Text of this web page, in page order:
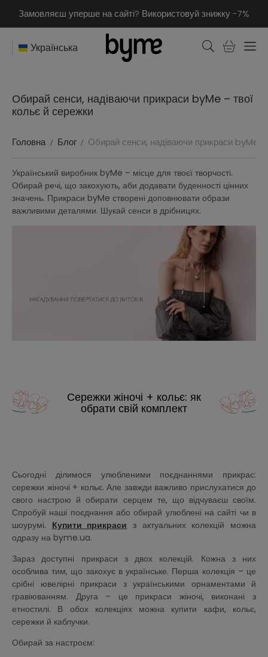
Замовляєш уперше на сайті? Використовуй знижку -7%
Українська
Обирай сенси, надіваючи прикраси byMe – твої
кольє й сережки
Головна Блог Обирай сенси, надіваючи прикраси byMe
Український виробник byMe – місце для твоєї творчості.
Обирай речі, що закохують, аби додавати буденності цінних
значень. Прикраси byMe створені доповнювати образи
важливими деталями. Шукай сенси в дрібницях.
Сережки жіночі + кольє: як
обрати свій комплект
Сьогодні ділимося улюбленими поєднаннями прикрас:
сережки жіночі + кольє. Але завжди важливо прислухатися до
свого настрою й обирати серцем те, що відчуваєш своїм.
Спробуй наші поєднання або обирай улюблені на сайті чи в
шоурумі. Купити прикраси з актуальних колекцій можна
одразу на byme.ua.
Зараз доступні прикраси з двох колекцій. Кожна з них
особлива тим, що закохує в українське. Перша колекція – це
срібні ювелірні прикраси з українськими орнаментами й
гравіюванням. Друга – це прикраси жіночі, виконані з
етностилі. В обох колекціях можна купити кафи, кольє,
сережки й каблучки.
Обирай за настроєм: